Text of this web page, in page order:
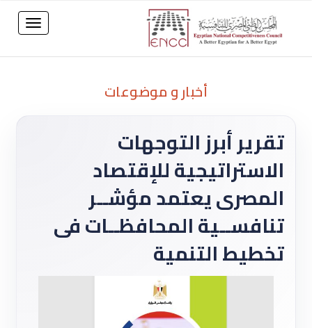
أخبار و موضوعات
تقرير أبرز التوجهات
الاستراتيجية للإقتصاد
المصرى يعتمد مؤشــر
تنافســية المحافظــات فى
تخطيط التنمية